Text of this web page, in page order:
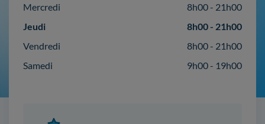
Mercredi
8h00 - 21h00
Jeudi
8h00 - 21h00
Vendredi
8h00 - 21h00
Samedi
9h00 - 19h00